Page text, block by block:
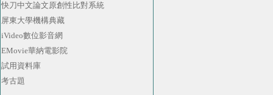
快刀中文論文原創性比對系統
屏東大學機構典藏
iVideo數位影音網
EMovie華納電影院
試用資料庫
考古題